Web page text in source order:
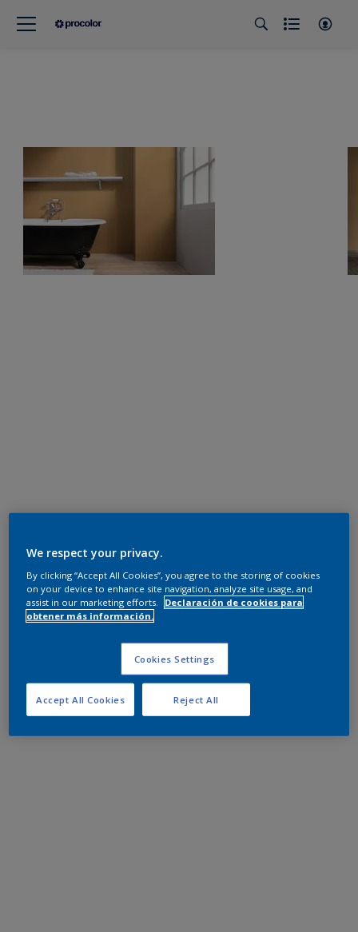
We respect your privacy.
By clicking “Accept All Cookies”, you agree to the storing of cookies
on your device to enhance site navigation, analyze site usage, and
assist in our marketing efforts.
Declaración de cookies para
obtener más información.
Cookies Settings
Reject All
Accept All Cookies